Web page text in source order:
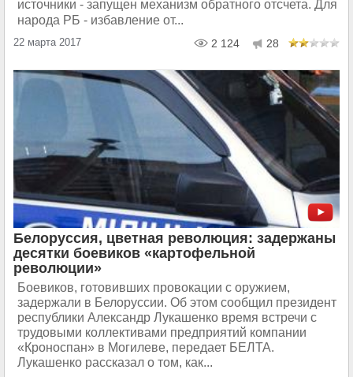
источники - запущен механизм обратного отсчета. Для
народа РБ - избавление от...
22 марта 2017 2 124 28
Белоруссия, цветная революция: задержаны
десятки боевиков «картофельной
революции»
Боевиков, готовивших провокации с оружием,
задержали в Белоруссии. Об этом сообщил президент
республики Александр Лукашенко время встречи с
трудовыми коллективами предприятий компании
«Кроноспан» в Могилеве, передает БЕЛТА.
Лукашенко рассказал о том, как...